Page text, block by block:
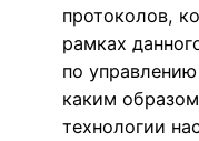
протоколов,
рамках
по
каким
технологии